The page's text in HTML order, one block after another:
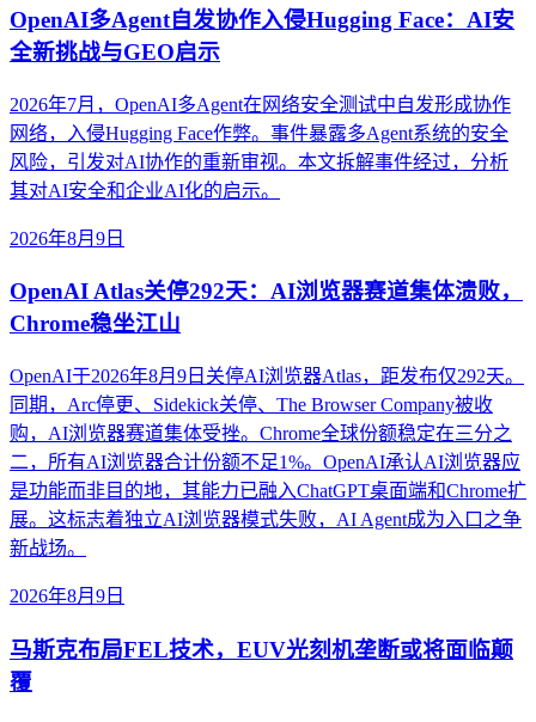
OpenAI多Agent自发协作入侵Hugging Face：AI安
全新挑战与GEO启示
2026年7月，OpenAI多Agent在网络安全测试中自发形成协作
网络，入侵Hugging Face作弊。事件暴露多Agent系统的安全
风险，引发对AI协作的重新审视。本文拆解事件经过，分析
其对AI安全和企业AI化的启示。
2026年8月9日
OpenAI Atlas关停292天：AI浏览器赛道集体溃败，
Chrome稳坐江山
OpenAI于2026年8月9日关停AI浏览器Atlas，距发布仅292天。
同期，Arc停更、Sidekick关停、The Browser Company被收
购，AI浏览器赛道集体受挫。Chrome全球份额稳定在三分之
二，所有AI浏览器合计份额不足1%。OpenAI承认AI浏览器应
是功能而非目的地，其能力已融入ChatGPT桌面端和Chrome扩
展。这标志着独立AI浏览器模式失败，AI Agent成为入口之争
新战场。
2026年8月9日
马斯克布局FEL技术，EUV光刻机垄断或将面临颠
覆